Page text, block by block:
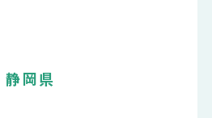
静岡県